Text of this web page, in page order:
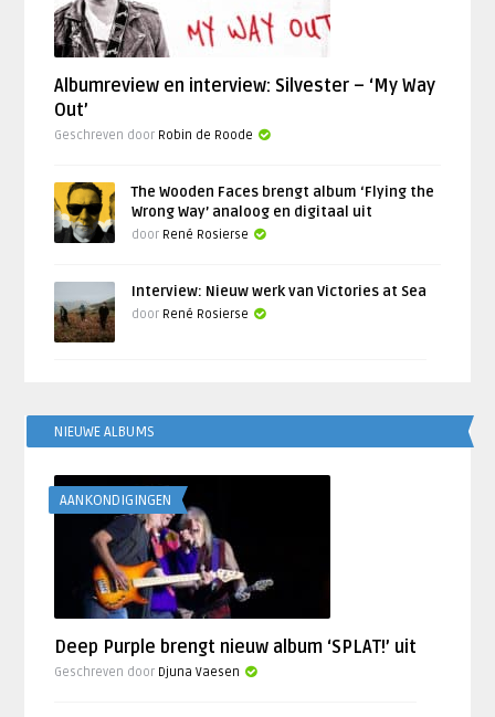
Albumreview en interview: Silvester – ‘My Way
Out’
Geschreven door Robin de Roode
The Wooden Faces brengt album ‘Flying the
Wrong Way’ analoog en digitaal uit
door René Rosierse
Interview: Nieuw werk van Victories at Sea
door René Rosierse
NIEUWE ALBUMS
AANKONDIGINGEN
Deep Purple brengt nieuw album ‘SPLAT!’ uit
Geschreven door Djuna Vaesen